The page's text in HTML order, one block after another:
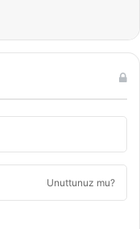
Unuttunuz mu?